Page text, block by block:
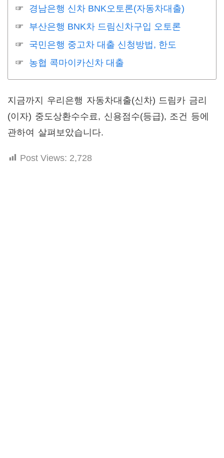
경남은행 신차 BNK오토론(자동차대출)
부산은행 BNK차 드림신차구입 오토론
국민은행 중고차 대출 신청방법, 한도
농협 콕마이카신차 대출
지금까지 우리은행 자동차대출(신차) 드림카 금리
(이자) 중도상환수수료, 신용점수(등급), 조건 등에
관하여 살펴보았습니다.
Post Views: 2,728